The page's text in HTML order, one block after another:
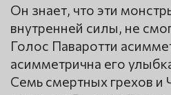
Он знает, что эти
внутренней силы, не
Голос Паваротти
асимметрична его
Семь смертных грехов и